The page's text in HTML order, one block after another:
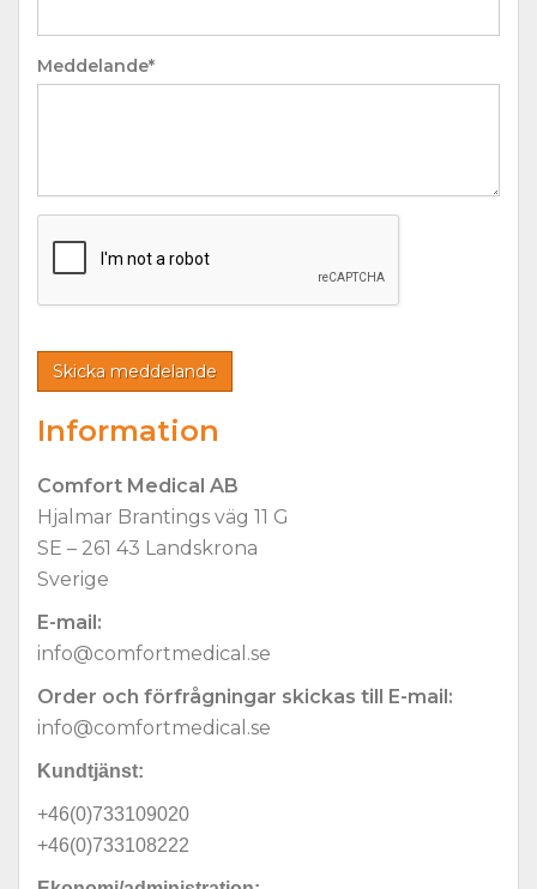
Meddelande*
Information
Comfort Medical AB
Hjalmar Brantings väg 11 G
SE – 261 43 Landskrona
Sverige
E-mail:
info@comfortmedical.se
Order och förfrågningar skickas till E-mail:
info@comfortmedical.se
Kundtjänst:
+46(0)733109020
+46(0)733108222